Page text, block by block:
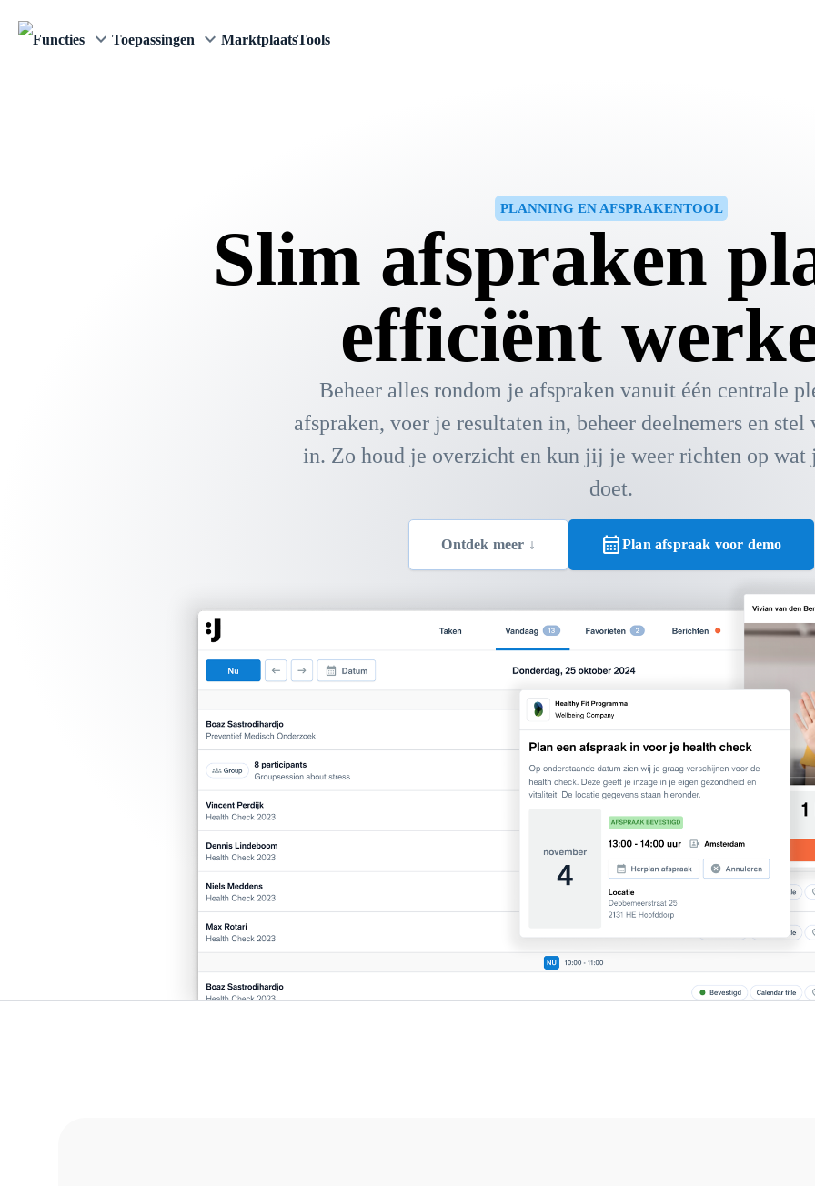
Functies keyboard_arrow_down Toepassingen keyboard_arrow_downMarktplaatsTools
PLANNING EN AFSPRAKENTOOL
Slim afspraken
efficiënt
Beheer alles rondom je afspraken vanuit één centrale
afspraken, voer je resultaten in, beheer deelnemers en
in. Zo houd je overzicht en kun jij je weer richten op wat
doet.
Ontdek meer ↓ calendar_monthPlan afspraak voor demo